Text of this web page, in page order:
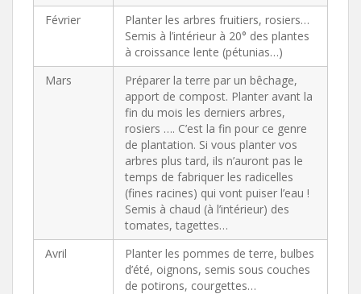
Février
Planter les arbres fruitiers, rosiers…
Semis à l’intérieur à 20° des plantes
à croissance lente (pétunias…)
Mars
Préparer la terre par un bêchage,
apport de compost. Planter avant la
fin du mois les derniers arbres,
rosiers …. C’est la fin pour ce genre
de plantation. Si vous planter vos
arbres plus tard, ils n’auront pas le
temps de fabriquer les radicelles
(fines racines) qui vont puiser l’eau !
Semis à chaud (à l’intérieur) des
tomates, tagettes…
Avril
Planter les pommes de terre, bulbes
d’été, oignons, semis sous couches
de potirons, courgettes…